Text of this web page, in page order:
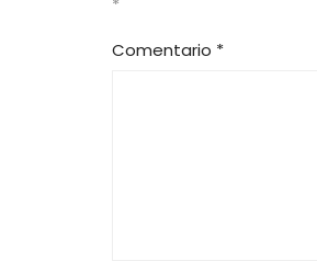
*
Comentario *